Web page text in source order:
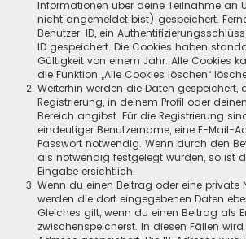
Informationen über deine Teilnahme an
nicht angemeldet bist) gespeichert.
Benutzer-ID, ein
ID gespeichert. Die Cookies haben
Gültigkeit von einem Jahr. Alle Cookies
die Funktion „Alle Cookies löschen“
Weiterhin werden die Daten gespeichert,
Registrierung, in deinem Profil oder
Bereich angibst. Für die Registrierung
eindeutiger Benutzername, eine E-Mail-
Passwort notwendig. Wenn durch den
als notwendig festgelegt wurden, so ist
Eingabe ersichtlich.
Wenn du einen Beitrag oder eine private
werden die dort eingegebenen Daten
Gleiches gilt, wenn du einen Beitrag als
zwischenspeicherst. In diesen Fällen